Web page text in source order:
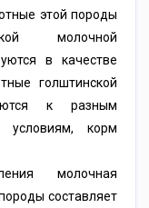
этой породы
молочной
в качестве
голштинской
к разным
условиям, корм
молочная
составляет